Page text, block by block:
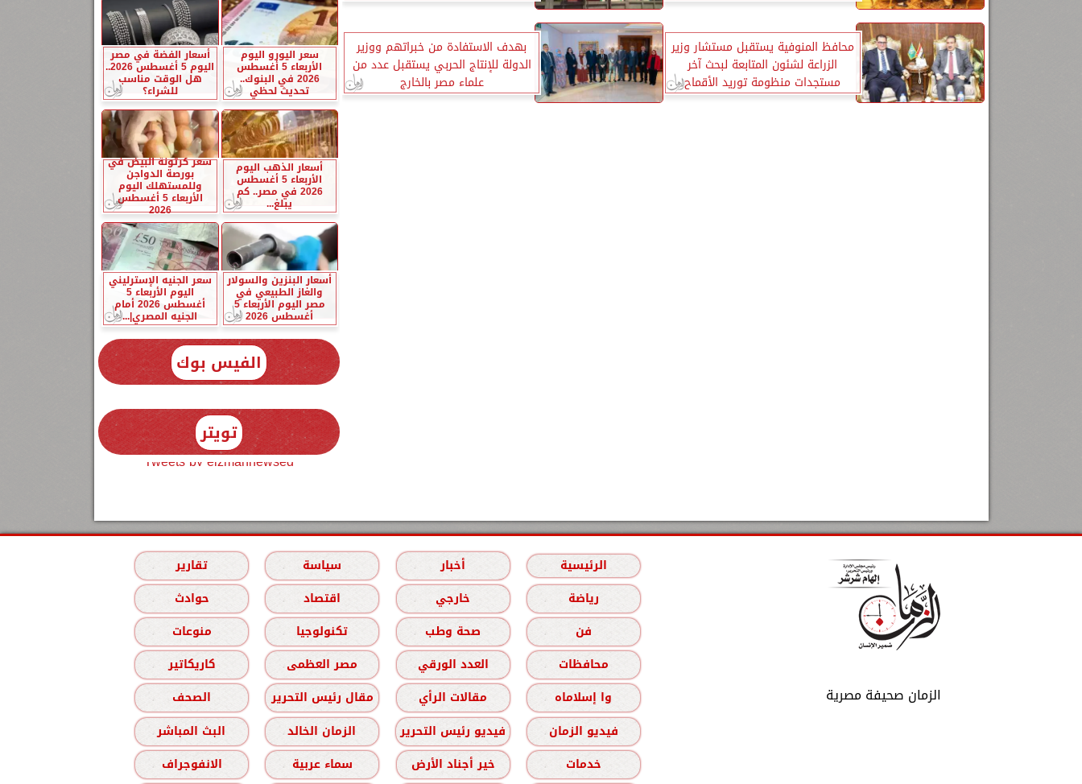
محافظ المنوفية يستقبل مستشار وزير
الزراعة لشئون المتابعة لبحث آخر
مستجدات منظومة توريد الأقماح
بهدف الاستفادة من خبراتهم ووزير
الدولة للإنتاج الحربي يستقبل عدد من
علماء مصر بالخارج
سعر اليورو اليوم
الأربعاء 5 أغسطس
2026 في البنوك..
تحديث لحظي
أسعار الفضة في مصر
اليوم 5 أغسطس 2026..
هل الوقت مناسب
للشراء؟
أسعار الذهب اليوم
الأربعاء 5 أغسطس
2026 في مصر.. كم
يبلغ...
سعر كرتونة البيض في
بورصة الدواجن
وللمستهلك اليوم
الأربعاء 5 أغسطس
2026
أسعار البنزين والسولار
والغاز الطبيعي في
مصر اليوم الأربعاء 5
أغسطس 2026
سعر الجنيه الإسترليني
اليوم الأربعاء 5
أغسطس 2026 أمام
الجنيه المصري|...
الفيس بوك
تويتر
Tweets by elzmannewseg
الزمان صحيفة مصرية
الرئيسية أخبار سياسة
تقارير
رياضة
خارجي اقتصاد
حوادث
فن
صحة وطب تكنولوجيا
منوعات
محافظات
العدد الورقي مصر العظمى
كاريكاتير
وا إسلاماه
مقالات الرأي مقال رئيس التحرير
الصحف
فيديو الزمان
فيديو رئيس التحرير الزمان الخالد
البث المباشر
خدمات
خير أجناد الأرض سماء عربية الانفوجراف